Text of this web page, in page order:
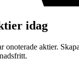
idag
onoterade aktier.